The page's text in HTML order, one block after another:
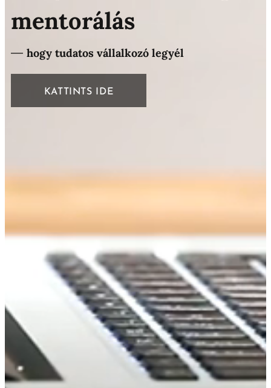
mentorálás
hogy tudatos vállalkozó legyél
KATTINTS IDE